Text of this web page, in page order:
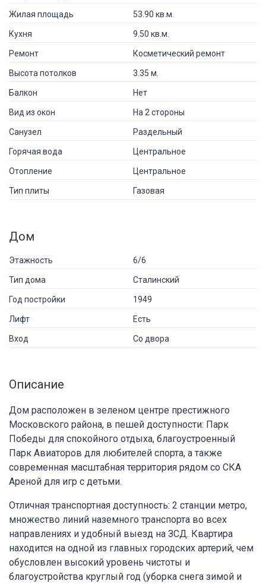
Жилая площадь 53.90 кв.м.
Кухня 9.50 кв.м.
Ремонт Косметический ремонт
Высота потолков 3.35 м.
Балкон Нет
Вид из окон На 2 стороны
Санузел Раздельный
Горячая вода Центральное
Отопление Центральное
Тип плиты Газовая
Дом
Этажность 6/6
Тип дома Сталинский
Год постройки 1949
Лифт Есть
Вход Со двора
Описание
Дом расположен в зеленом центре престижного
Московского района, в пешей доступности: Парк
Победы для спокойного отдыха, благоустроенный
Парк Авиаторов для любителей спорта, а также
современная масштабная территория рядом со СКА
Ареной для игр с детьми.
Отличная транспортная доступность: 2 станции метро,
множество линий наземного транспорта во всех
направлениях и удобный выезд на ЗСД. Квартира
находится на одной из главных городских артерий, чем
обусловлен высокий уровень чистоты и
благоустройства круглый год (уборка снега зимой и